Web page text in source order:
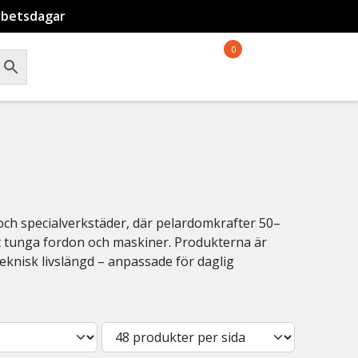
0
specialverkstäder, där pelardomkrafter 50–
fordon och maskiner. Produkterna är
livslängd – anpassade för daglig